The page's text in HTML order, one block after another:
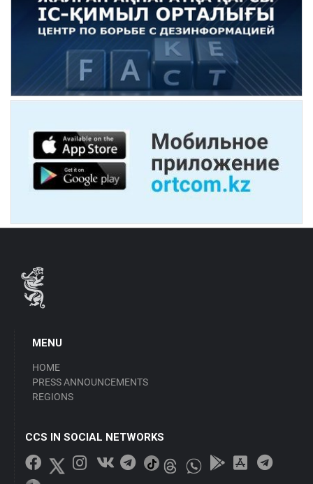
MENU
HOME
PRESS ANNOUNCEMENTS
REGIONS
CCS IN SOCIAL NETWORKS